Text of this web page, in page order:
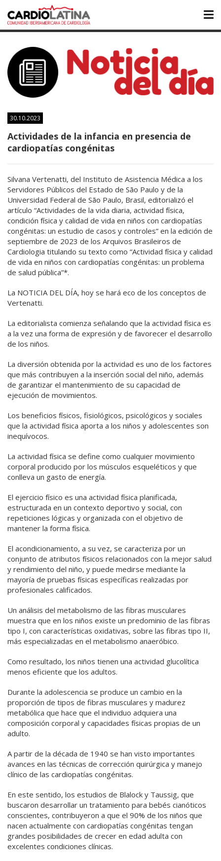
30.10.2023
Actividades de la infancia en presencia de
cardiopatías congénitas
Silvana Vertenatti, del Instituto de Asistencia Médica a los
Servidores Públicos del Estado de São Paulo y de la
Universidad Federal de São Paulo, Brasil, editorializó el
artículo “Actividades de la vida diaria, actividad física,
condición física y calidad de vida en niños con cardiopatías
congénitas: un estudio de casos y controles” en la edición de
septiembre de 2023 de los Arquivos Brasileiros de
Cardiologia titulando su texto como “Actividad física y calidad
de vida en niños con cardiopatías congénitas: un problema
de salud pública”*.
La NOTICIA DEL DÍA, hoy se hará eco de los conceptos de
Vertenatti.
La editorialista comienza señalando que la actividad física es
a la vez una forma de expresión y de favorecer el desarrollo
de los niños.
La diversión obtenida por la actividad es uno de los factores
que más contribuyen a la inserción social del niño, además
de garantizar el mantenimiento de su capacidad de
ejecución de movimientos.
Los beneficios físicos, fisiológicos, psicológicos y sociales
que la actividad física aporta a los niños y adolescentes son
inequívocos.
La actividad física se define como cualquier movimiento
corporal producido por los músculos esqueléticos y que
conlleva un gasto de energía.
El ejercicio físico es una actividad física planificada,
estructurada en un contexto deportivo y social, con
repeticiones lógicas y organizada con el objetivo de
mantener la forma física.
El acondicionamiento, a su vez, se caracteriza por un
conjunto de atributos físicos relacionados con la mejor salud
y rendimiento del niño, y puede medirse mediante la
mayoría de pruebas físicas específicas realizadas por
profesionales calificados.
Un análisis del metabolismo de las fibras musculares
muestra que en los niños existe un predominio de las fibras
tipo I, con características oxidativas, sobre las fibras tipo II,
más especializadas en el metabolismo anaeróbico.
Como resultado, los niños tienen una actividad glucolítica
menos eficiente que los adultos.
Durante la adolescencia se produce un cambio en la
proporción de tipos de fibras musculares y madurez
metabólica que hace que el individuo adquiera una
composición corporal y capacidades físicas propias de un
adulto.
A partir de la década de 1940 se han visto importantes
avances en las técnicas de corrección quirúrgica y manejo
clínico de las cardiopatías congénitas.
En este sentido, los estudios de Blalock y Taussig, que
buscaron desarrollar un tratamiento para bebés cianóticos
conscientes, contribuyeron a que el 90% de los niños que
nacen actualmente con cardiopatías congénitas tengan
grandes posibilidades de crecer en edad adulta con
excelentes condiciones clínicas.